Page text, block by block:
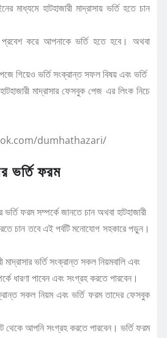
মাধ্যমে হাটহাজারী মাদ্রাসায় ভর্তি হতে চান
প্রবেশ করে আপনাকে ভর্তি হতে হবে। অথবা
গিয়েও ভর্তি সংক্রান্ত সফল বিষয় এবং ভর্তি
মাদ্রাসার ফেসবুক পেজ এর লিংক নিচে
dumhathazari/
ভর্তি ফরম
ভর্তি ফরম সম্পর্কে জানতে চান অথবা হাটহাজারী
চান তবে এই পর্বটি মনোযোগ সহকারে পড়ুন।
মাদ্রাসার ভর্তি সংক্রান্ত সকল নিয়মবালি এবং
ধারণা পাবেন এবং সংগ্রহ করতে পারবেন।
সকল নিয়ম এবং ভর্তি ফরম তাদের ফেসবুক
থেকে আপনি সংগ্রহ করতে পারবেন। ভর্তি ফরম